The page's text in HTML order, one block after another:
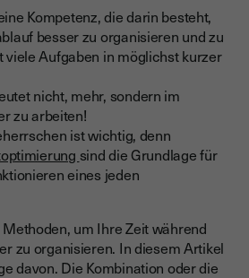
Kompetenz, die darin besteht,
besser zu organisieren und zu
viele Aufgaben in möglichst kurzer
nicht, mehr, sondern im
zu arbeiten!
ist wichtig, denn
sind die Grundlage für
eines jeden
um Ihre Zeit während
zu organisieren. In diesem Artikel
davon. Die Kombination oder die